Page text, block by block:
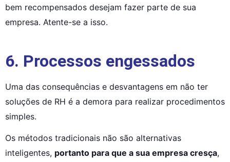
bem recompensados desejam fazer parte de sua
empresa. Atente-se a isso.
6. Processos engessados
Uma das consequências e desvantagens em não ter
soluções de RH é a demora para realizar procedimentos
simples.
Os métodos tradicionais não são alternativas
inteligentes, portanto para que a sua empresa cresça,